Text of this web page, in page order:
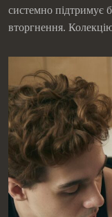
системно підтримує
вторгнення.